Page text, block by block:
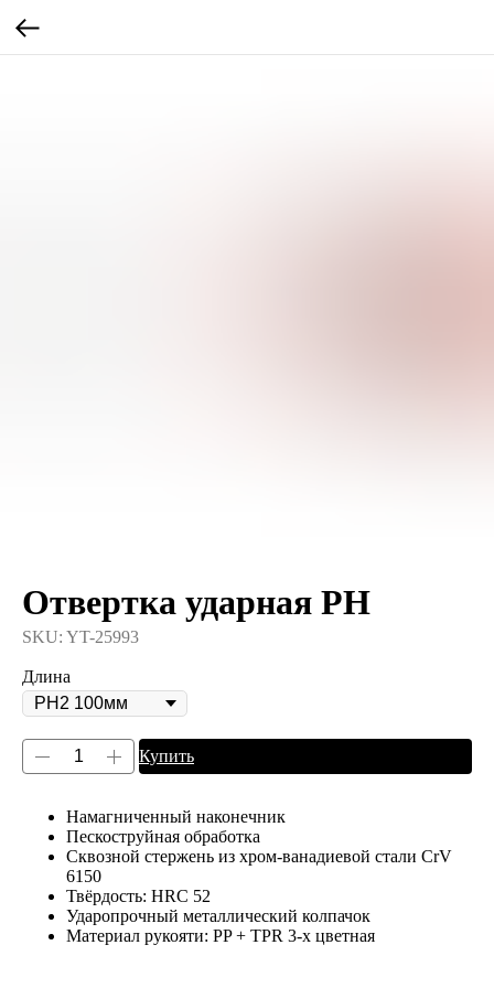
Отвертка ударная PH
SKU: YT-25993
Длина
Купить
Намагниченный наконечник
Пескоструйная обработка
Сквозной стержень из хром-ванадиевой стали CrV
6150
Твёрдость: HRC 52
Ударопрочный металлический колпачок
Материал рукояти: PP + TPR 3-х цветная